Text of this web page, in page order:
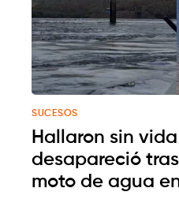
SUCESOS
Hallaron sin
desapareció
moto de agua